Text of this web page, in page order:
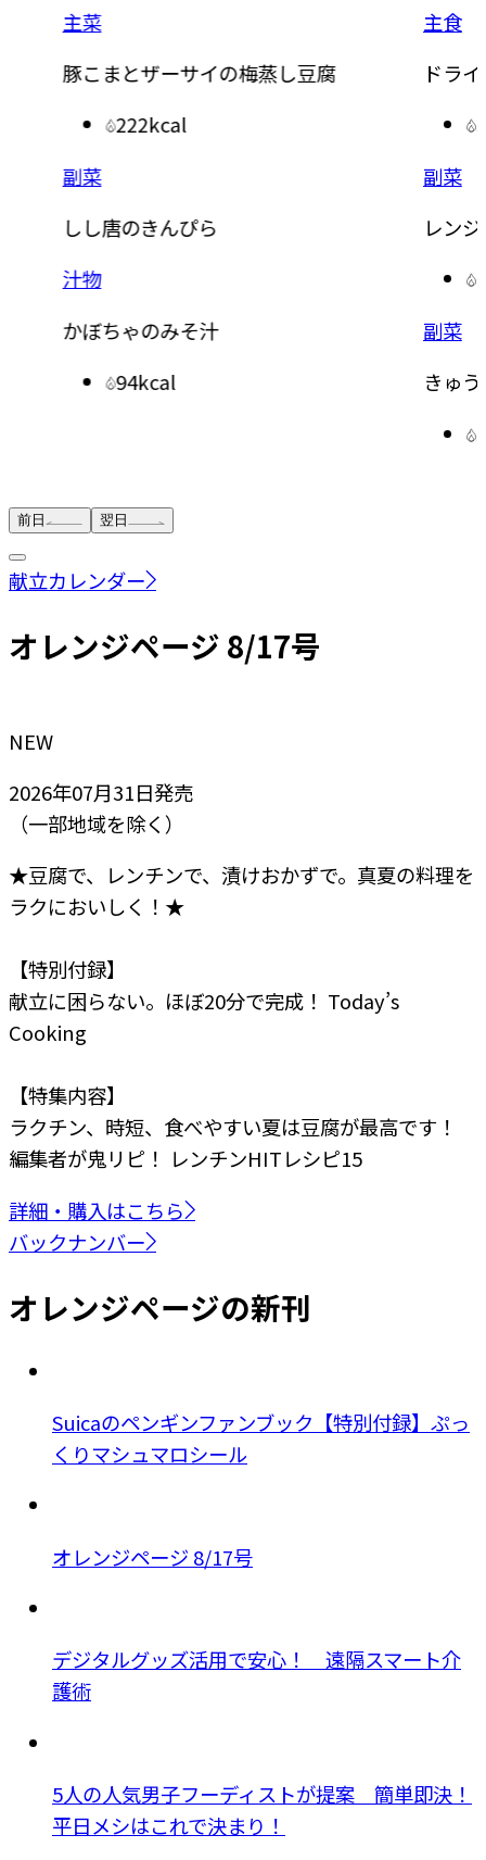
主菜
豚こまとザーサイの梅蒸し豆腐
222kcal
副菜
しし唐のきんぴら
汁物
かぼちゃのみそ汁
94kcal
主食
ドラ
副菜
レン
副菜
きゅ
前日 翌日
献立カレンダー
オレンジページ 8/17号
NEW
2026年07月31日発売
（一部地域を除く）
★豆腐で、レンチンで、漬けおかずで。真夏の料理を
ラクにおいしく！★
【特別付録】
献立に困らない。ほぼ20分で完成！ Today’s
Cooking
【特集内容】
ラクチン、時短、食べやすい夏は豆腐が最高です！
編集者が鬼リピ！ レンチンHITレシピ15
詳細・購入はこちら
バックナンバー
オレンジページの新刊
Suicaのペンギンファンブック【特別付録】ぷっ
くりマシュマロシール
オレンジページ 8/17号
デジタルグッズ活用で安心！ 遠隔スマート介
護術
5人の人気男子フーディストが提案 簡単即決！
平日メシはこれで決まり！